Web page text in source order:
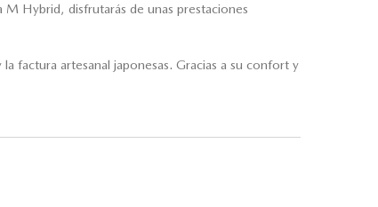
Hybrid, disfrutarás de unas prestaciones
factura artesanal japonesas. Gracias a su confort y